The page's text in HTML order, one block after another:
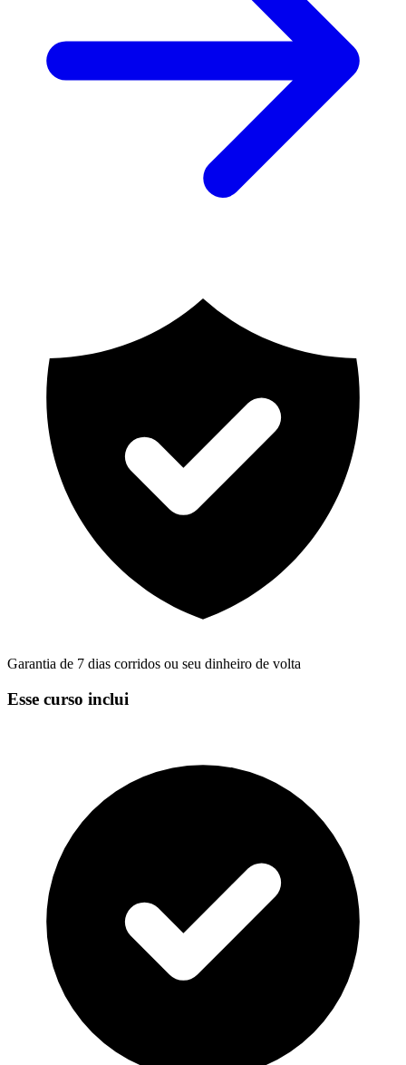
Garantia de 7 dias corridos ou seu dinheiro de volta
Esse curso inclui